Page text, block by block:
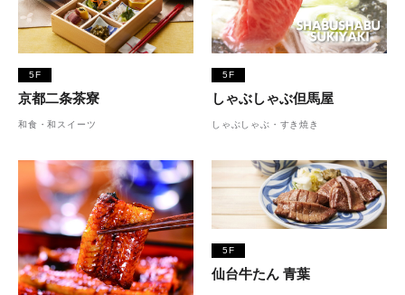
5F
京都二条茶寮
和食・和スイーツ
5F
しゃぶしゃぶ但馬屋
しゃぶしゃぶ・すき焼き
5F
仙台牛たん 青葉